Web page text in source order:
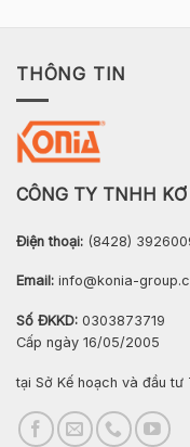
THÔNG TIN
CÔNG TY TNHH
Điện thoại: (8428)
Email: info@konia-
Số ĐKKD: 0303873719
Cấp ngày 16/05/2005
tại Sở Kế hoạch và đầu tư